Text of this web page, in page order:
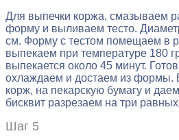
Для выпечки коржа, смазываем
форму и выливаем тесто.
см. Форму с тестом помещаем в
выпекаем при температуре 180
выпекается около 45 минут.
охлаждаем и достаем из формы.
корж, на пекарскую бумагу и
бисквит разрезаем на три
Шаг 5